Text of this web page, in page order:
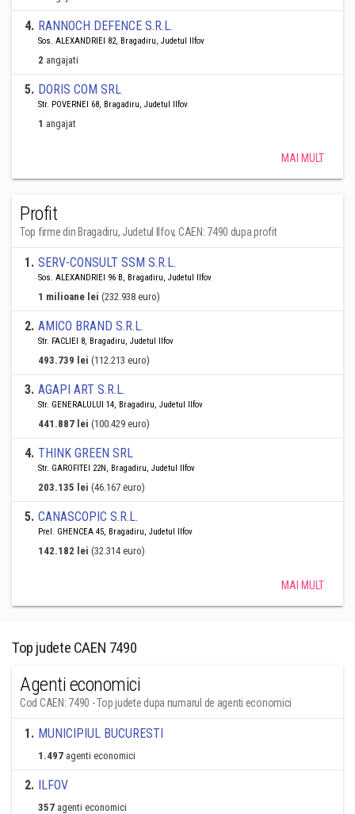
4. RANNOCH DEFENCE S.R.L.
Sos. ALEXANDRIEI 82, Bragadiru, Judetul Ilfov
2 angajati
5. DORIS COM SRL
Str. POVERNEI 68, Bragadiru, Judetul Ilfov
1 angajat
MAI MULT
Profit
Top firme din Bragadiru, Judetul Ilfov, CAEN: 7490 dupa profit
1. SERV-CONSULT SSM S.R.L.
Sos. ALEXANDRIEI 96 B, Bragadiru, Judetul Ilfov
1 milioane lei (232.938 euro)
2. AMICO BRAND S.R.L.
Str. FACLIEI 8, Bragadiru, Judetul Ilfov
493.739 lei (112.213 euro)
3. AGAPI ART S.R.L.
Str. GENERALULUI 14, Bragadiru, Judetul Ilfov
441.887 lei (100.429 euro)
4. THINK GREEN SRL
Str. GAROFITEI 22N, Bragadiru, Judetul Ilfov
203.135 lei (46.167 euro)
5. CANASCOPIC S.R.L.
Prel. GHENCEA 45, Bragadiru, Judetul Ilfov
142.182 lei (32.314 euro)
MAI MULT
Top judete CAEN 7490
Agenti economici
Cod CAEN: 7490 - Top judete dupa numarul de agenti economici
1. MUNICIPIUL BUCURESTI
1.497 agenti economici
2. ILFOV
357 agenti economici